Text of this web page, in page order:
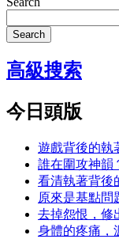
Search
高級搜索
今日頭版
遊戲背後的執
誰在圍攻神韻
看清執著背後
原來是基點問
去掉怨恨，修
身體的疼痛，